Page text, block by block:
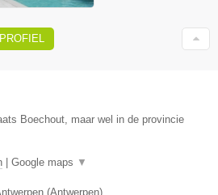
Boechout, maar wel in de provincie
Google maps ▼
(Antwerpen)